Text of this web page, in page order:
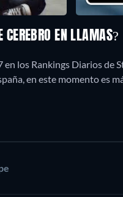
CEREBRO EN LLAMAS?
los Rankings Diarios de
en este momento es